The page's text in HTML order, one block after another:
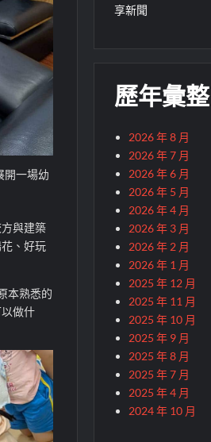
開一場幼
與建築
、好玩
本熟悉的
做什
享新聞
歷年彙整
2026 年 8 月
2026 年 7 月
2026 年 6 月
2026 年 5 月
2026 年 4 月
2026 年 3 月
2026 年 2 月
2026 年 1 月
2025 年 12 月
2025 年 11 月
2025 年 10 月
2025 年 9 月
2025 年 8 月
2025 年 7 月
2025 年 4 月
2024 年 10 月